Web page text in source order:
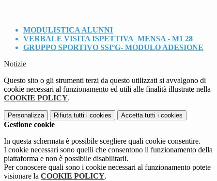
MODULISTICA ALUNNI
VERBALE VISITA ISPETTIVA_MENSA - M1 28
GRUPPO SPORTIVO SSI°G- MODULO ADESIONE
Notizie
Questo sito o gli strumenti terzi da questo utilizzati si avvalgono di
cookie necessari al funzionamento ed utili alle finalità illustrate nella
COOKIE POLICY.
Personalizza Rifiuta tutti i cookies Accetta tutti i cookies
Gestione cookie
In questa schermata è possibile scegliere quali cookie consentire.
I cookie necessari sono quelli che consentono il funzionamento della
piattaforma e non è possibile disabilitarli.
Per conoscere quali sono i cookie necessari al funzionamento potete
visionare la COOKIE POLICY.